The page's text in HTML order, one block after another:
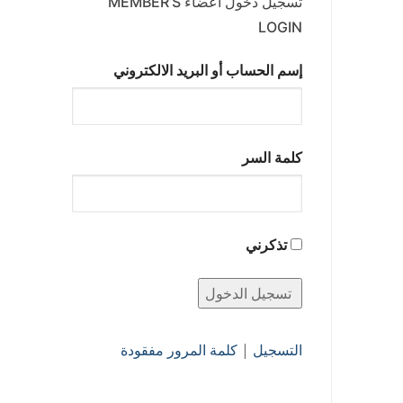
LOGIN
إسم الحساب أو البريد الالكتروني
كلمة السر
تذكرني
التسجيل | كلمة المرور مفقودة